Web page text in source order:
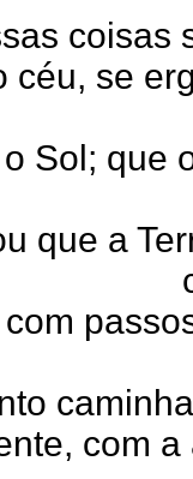
coisas
céu, se
Sol; que
que a
com